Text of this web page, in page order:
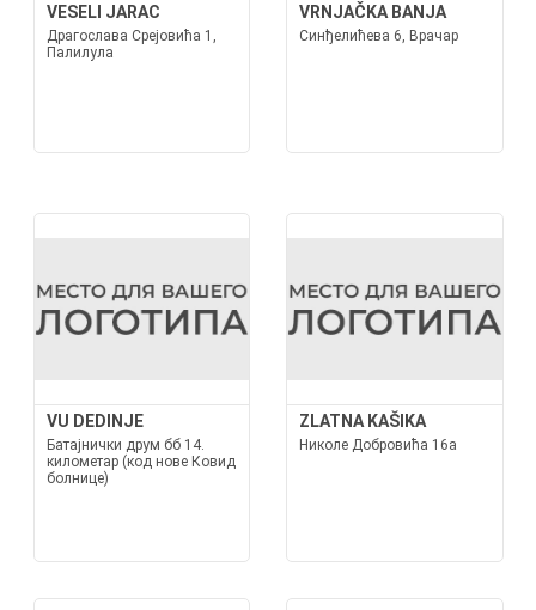
VESELI JARAC
Драгослава Срејовића 1,
Палилула
VRNJAČKA BANJA
Синђелићева 6, Врачар
VU DEDINJE
Батајнички друм бб 14.
километар (код нове Ковид
болнице)
ZLATNA KAŠIKA
Николе Добровића 16а